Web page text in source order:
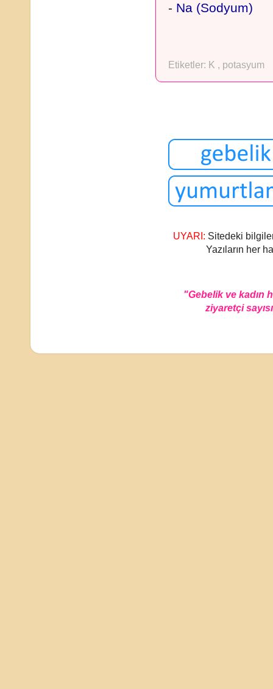
- Na (Sodyum)
Etiketler: K , potasyum
UYARI: Sitedeki
Yazıların her
"Gebelik ve kadın
ziyaretçi